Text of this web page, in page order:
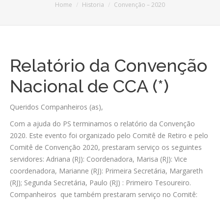
LITERATURA
EVENTOS
PERGUNTAS E RESPOSTAS
CONTATO
CONTRIBUIÇÕES
Home Historia Convenção – 2020
Relatório da Convenção
Nacional de CCA (*)
Queridos Companheiros (as),
Com a ajuda do PS terminamos o relatório da Convenção
2020. Este evento foi organizado pelo Comitê de Retiro e pelo
Comitê de Convenção 2020, prestaram serviço os seguintes
servidores: Adriana (RJ): Coordenadora, Marisa (RJ): Vice
coordenadora, Marianne (RJ): Primeira Secretária, Margareth
(RJ); Segunda Secretária, Paulo (RJ) : Primeiro Tesoureiro.
Companheiros que também prestaram serviço no Comitê: